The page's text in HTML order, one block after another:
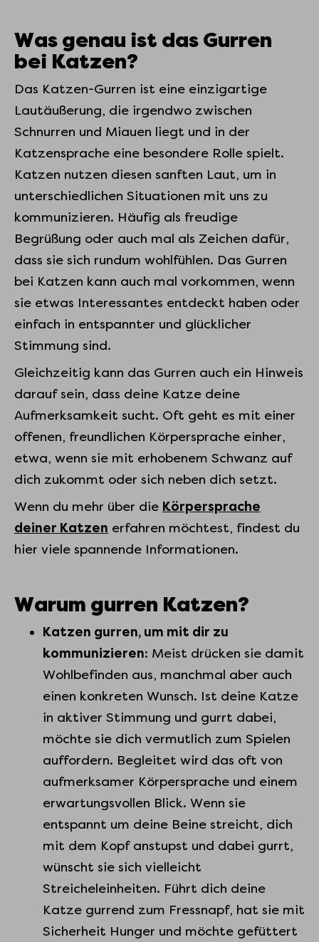
Was genau ist das Gurren
bei Katzen?
Das Katzen-Gurren ist eine einzigartige
Lautäußerung, die irgendwo zwischen
Schnurren und Miauen liegt und in der
Katzensprache eine besondere Rolle spielt.
Katzen nutzen diesen sanften Laut, um in
unterschiedlichen Situationen mit uns zu
kommunizieren. Häufig als freudige
Begrüßung oder auch mal als Zeichen dafür,
dass sie sich rundum wohlfühlen. Das Gurren
bei Katzen kann auch mal vorkommen, wenn
sie etwas Interessantes entdeckt haben oder
einfach in entspannter und glücklicher
Stimmung sind.
Gleichzeitig kann das Gurren auch ein Hinweis
darauf sein, dass deine Katze deine
Aufmerksamkeit sucht. Oft geht es mit einer
offenen, freundlichen Körpersprache einher,
etwa, wenn sie mit erhobenem Schwanz auf
dich zukommt oder sich neben dich setzt.
Wenn du mehr über die Körpersprache
deiner Katzen erfahren möchtest, findest du
hier viele spannende Informationen.
Warum gurren Katzen?
Katzen gurren, um mit dir zu
kommunizieren: Meist drücken sie damit
Wohlbefinden aus, manchmal aber auch
einen konkreten Wunsch. Ist deine Katze
in aktiver Stimmung und gurrt dabei,
möchte sie dich vermutlich zum Spielen
auffordern. Begleitet wird das oft von
aufmerksamer Körpersprache und einem
erwartungsvollen Blick. Wenn sie
entspannt um deine Beine streicht, dich
mit dem Kopf anstupst und dabei gurrt,
wünscht sie sich vielleicht
Streicheleinheiten. Führt dich deine
Katze gurrend zum Fressnapf, hat sie mit
Sicherheit Hunger und möchte gefüttert